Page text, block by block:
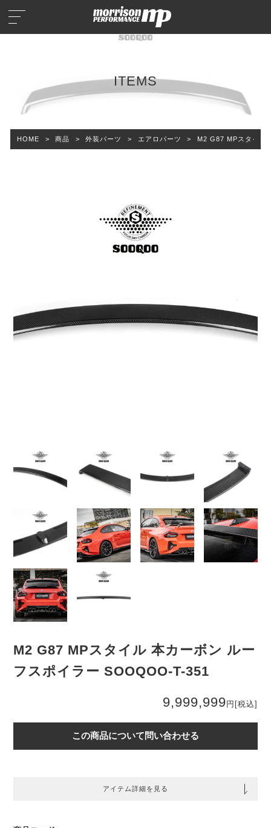
ITEMS
HOME > 商品 > 外装パーツ > エアロパーツ > M2 G87 MPスタイル
M2 G87 MPスタイル 本カーボン ルー
フスポイラー SOOQOO-T-351
9,999,999円 [税込]
この商品について問い合わせる
アイテム詳細を見る